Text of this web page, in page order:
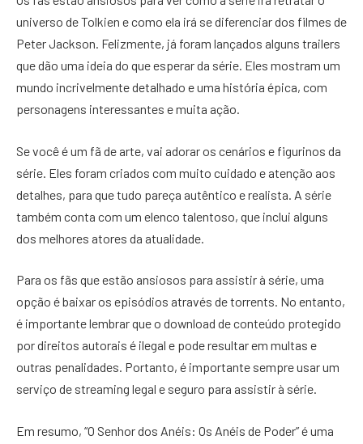
universo de Tolkien e como ela irá se diferenciar dos filmes de
Peter Jackson. Felizmente, já foram lançados alguns trailers
que dão uma ideia do que esperar da série. Eles mostram um
mundo incrivelmente detalhado e uma história épica, com
personagens interessantes e muita ação.
Se você é um fã de arte, vai adorar os cenários e figurinos da
série. Eles foram criados com muito cuidado e atenção aos
detalhes, para que tudo pareça autêntico e realista. A série
também conta com um elenco talentoso, que inclui alguns
dos melhores atores da atualidade.
Para os fãs que estão ansiosos para assistir à série, uma
opção é baixar os episódios através de torrents. No entanto,
é importante lembrar que o download de conteúdo protegido
por direitos autorais é ilegal e pode resultar em multas e
outras penalidades. Portanto, é importante sempre usar um
serviço de streaming legal e seguro para assistir à série.
Em resumo, “O Senhor dos Anéis: Os Anéis de Poder” é uma